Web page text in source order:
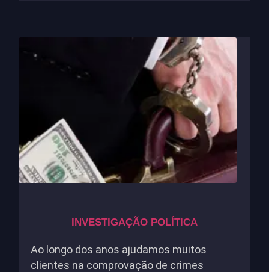
INVESTIGAÇÃO POLÍTICA
Ao longo dos anos ajudamos muitos
clientes na comprovação de crimes